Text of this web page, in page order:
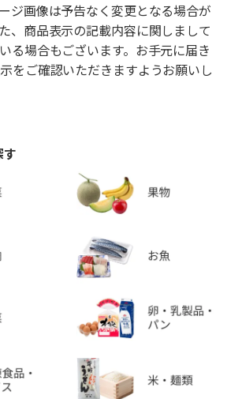
ジ画像は予告なく変更となる場合が
、商品表示の記載内容に関しまして
る場合もございます。お手元に届き
をご確認いただきますようお願いし
す